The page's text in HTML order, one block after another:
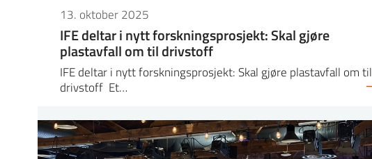
13. oktober 2025
IFE deltar i nytt forskningsprosjekt: Skal gjøre
plastavfall om til drivstoff
IFE deltar i nytt forskningsprosjekt: Skal gjøre plastavfall om til
drivstoff Et…